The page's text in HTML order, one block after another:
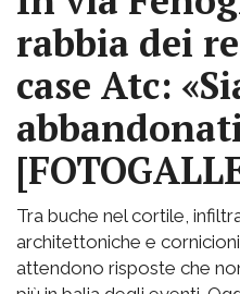
rabbia dei
case Atc:
Tra buche nel cortile,
architettoniche e
attendono risposte che